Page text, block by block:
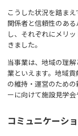
こうした状況を踏ま
関係者と信頼性のあ
し、それぞれにメリ
きました。
当事業は、地域の理
業といえます。地域
の維持・運営のため
ーに向けて施設見学会
コミュニケーシ